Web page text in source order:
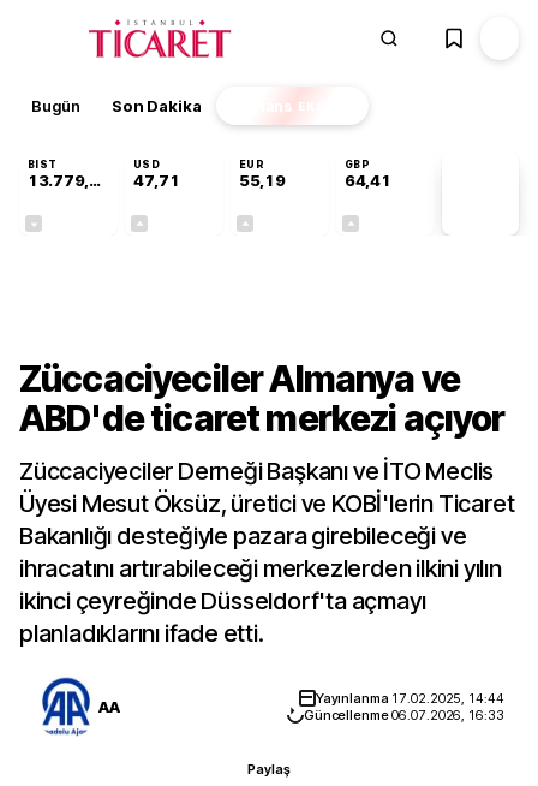
Bugün Son Dakika Finans EKSTRA
BIST
13.779,39
USD
47,71
EUR
55,19
GBP
64,41
Züccaciyeciler Almanya ve
ABD'de ticaret merkezi açıyor
Züccaciyeciler Derneği Başkanı ve İTO Meclis
Üyesi Mesut Öksüz, üretici ve KOBİ'lerin Ticaret
Bakanlığı desteğiyle pazara girebileceği ve
ihracatını artırabileceği merkezlerden ilkini yılın
ikinci çeyreğinde Düsseldorf'ta açmayı
planladıklarını ifade etti.
AA Yayınlanma 17.02.2025, 14:44
Güncellenme06.07.2026, 16:33
Paylaş